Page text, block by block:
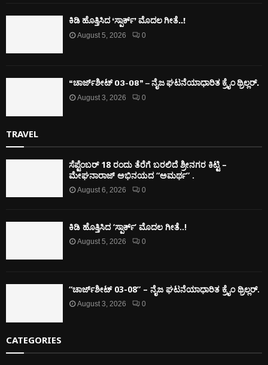
ಕಿಡಿ‌‌ ಹೊತ್ತಿಸಿದ ‘ಸ್ಪಾರ್ಕ್’ ಮೊದಲ‌ ಗೀತೆ..!
August 5, 2026 0
“ಚಾರ್ಜ್‌ಶೀಟ್ 03-08” – ನೈಜ ಘಟನೆಯಾಧಾರಿತ ಕ್ರೈಂ ಥ್ರಿಲ್ಲರ್.
August 3, 2026 0
TRAVEL
ಸೆಪ್ಟೆಂಬರ್ 18 ರಂದು ತೆರೆಗೆ ಬರಲಿದೆ ಶ್ರೀನಗರ ಕಿಟ್ಟಿ –
ಮೇಘನಾರಾಜ್ ಅಭಿನಯದ “ಅಮರ್ಥ” .
August 6, 2026 0
ಕಿಡಿ‌‌ ಹೊತ್ತಿಸಿದ ‘ಸ್ಪಾರ್ಕ್’ ಮೊದಲ‌ ಗೀತೆ..!
August 5, 2026 0
“ಚಾರ್ಜ್‌ಶೀಟ್ 03-08” – ನೈಜ ಘಟನೆಯಾಧಾರಿತ ಕ್ರೈಂ ಥ್ರಿಲ್ಲರ್.
August 3, 2026 0
CATEGORIES